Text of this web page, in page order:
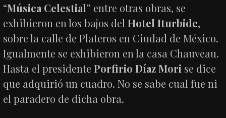
“Música Celestial” entre otras obras, se
exhibieron en los bajos delHotel Iturbide,
sobre la calle de Plateros en Ciudad de México.
Igualmente se exhibieron en la casa Chauveau.
Hasta el presidentePorfirio Díaz Mori se dice
que adquirió un cuadro. No se sabe cual fue ni
el paradero de dicha obra.